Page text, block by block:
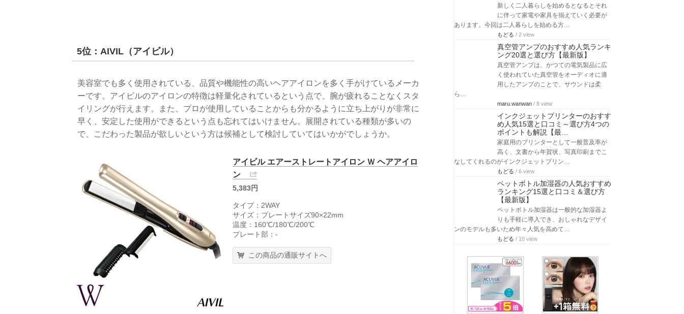
5位：AIVIL（アイビル）
美容室でも多く使用されている、品質や機能性の高いヘアアイロンを多く手がけているメーカ
ーです。アイビルのアイロンの特徴は軽量化されているという点で、腕が疲れることなくスタ
イリングが行えます。また、プロが使用していることからも分かるように立ち上がりが非常に
早く、安定した使用ができるという点も忘れてはいけません。展開されている種類が多いの
で、こだわった製品が欲しいという方は候補として検討していてはいかがでしょうか。
アイビル エアーストレートアイロン Ｗ ヘアアイロ
ン
5,383円
タイプ：2WAY
サイズ：プレートサイズ90×22mm
温度：160℃/180℃/200℃
プレート部：-
この商品の通販サイトへ
新しく二人暮らしを始めるとなるとそれ
に伴って家電や家具を揃えていく必要が
あります。今回は二人暮らしを始める方…
もどる / 2 view
真空管アンプのおすすめ人気ランキ
ング20選と選び方【最新版】
真空管アンプは、かつての電気製品に広
く使われていた真空管をオーディオに適
用したアンプのことで、サウンドは柔
ら…
maru.wanwan / 8 view
インクジェットプリンターのおすす
め人気15選と口コミ～選び方4つの
ポイントも解説【最…
家庭用のプリンターとして一般普及率が
高く、文書から年賀状、写真印刷までこ
なしてくれるのがインクジェットプリン…
もどる / 6 view
ペットボトル加湿器の人気おすすめ
ランキング15選と口コミ＆選び方
【最新版】
ペットボトル加湿器は一般的な加湿器よ
りも手軽に導入でき、おしゃれなデザイ
ンのモデルも多いため年々人気を高めて…
もどる / 10 view